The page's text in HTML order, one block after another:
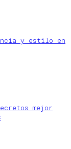
y estilo en
mejor